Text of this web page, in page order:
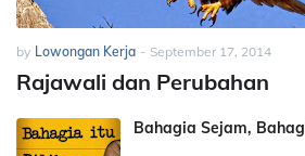
by Lowongan Kerja - September 17, 2014
Rajawali dan Perubahan
Bahagia Sejam,